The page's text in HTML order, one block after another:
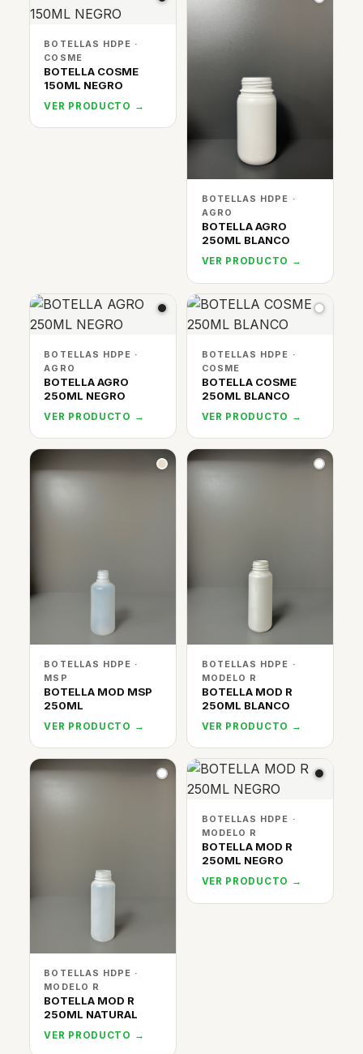
BOTELLAS HDPE ·
COSME
BOTELLA COSME
150ML NEGRO
VER PRODUCTO →
BOTELLAS HDPE ·
AGRO
BOTELLA AGRO
250ML BLANCO
VER PRODUCTO →
BOTELLAS HDPE ·
AGRO
BOTELLA AGRO
250ML NEGRO
VER PRODUCTO →
BOTELLAS HDPE ·
COSME
BOTELLA COSME
250ML BLANCO
VER PRODUCTO →
BOTELLAS HDPE ·
MSP
BOTELLA MOD MSP
250ML
VER PRODUCTO →
BOTELLAS HDPE ·
MODELO R
BOTELLA MOD R
250ML BLANCO
VER PRODUCTO →
BOTELLAS HDPE ·
MODELO R
BOTELLA MOD R
250ML NATURAL
VER PRODUCTO →
BOTELLAS HDPE ·
MODELO R
BOTELLA MOD R
250ML NEGRO
VER PRODUCTO →